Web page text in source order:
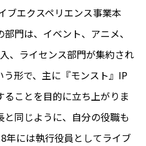
ブエクスペリエンス事業本
門は、イベント、アニメ、
、ライセンス部門が集約され
う形で、主に『モンスト』IP
ることを目的に立ち上がりま
と同じように、自分の役職も
年には執行役員としてライブ